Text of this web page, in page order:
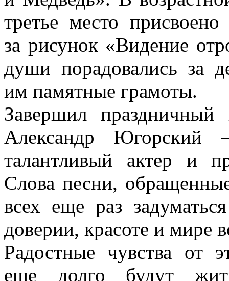
третье место
за рисунок «Видение
души порадовались за
им памятные грамоты.
Завершил праздничный
Александр Югорский
талантливый актер и
Слова песни,
всех еще раз
доверии, красоте и мире
Радостные чувства от
еще долго будут